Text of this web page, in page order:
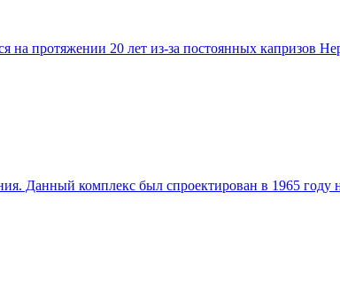
на протяжении 20 лет из-за постоянных капризов
Данный комплекс был спроектирован в 1965 году